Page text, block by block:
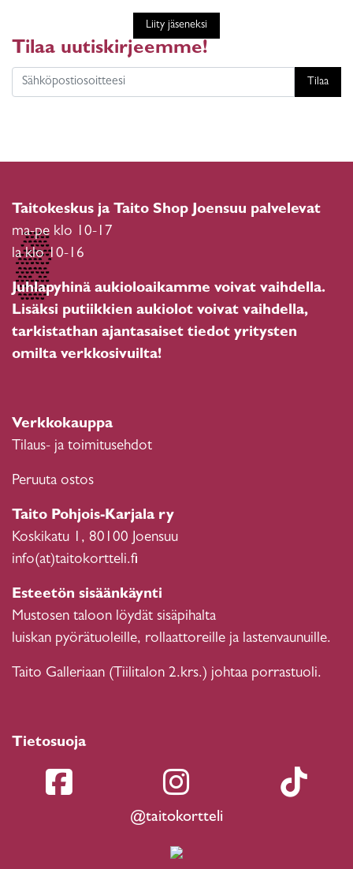
Liity jäseneksi
Tilaa uutiskirjeemme!
Tilaa
Taitokeskus ja Taito Shop Joensuu palvelevat
ma-pe klo 10-17
la klo 10-16
Juhlapyhinä aukioloaikamme voivat vaihdella.
Lisäksi putiikkien aukiolot voivat vaihdella,
tarkistathan ajantasaiset tiedot yritysten
omilta verkkosivuilta!
Verkkokauppa
Tilaus- ja toimitusehdot
Peruuta ostos
Taito Pohjois-Karjala ry
Koskikatu 1, 80100 Joensuu
info(at)taitokortteli.fi
Esteetön sisäänkäynti
Mustosen taloon löydät sisäpihalta
luiskan pyörätuoleille, rollaattoreille ja lastenvaunuille.
Taito Galleriaan (Tiilitalon 2.krs.) johtaa porrastuoli.
Tietosuoja
@taitokortteli